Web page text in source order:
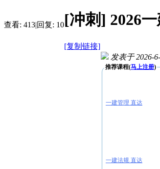
查看: 413|回复: 10[冲刺] 2026
[复制链接]
发表于 2026-
推荐课程(马上注册)
一建管理 直达
一建法规 直达